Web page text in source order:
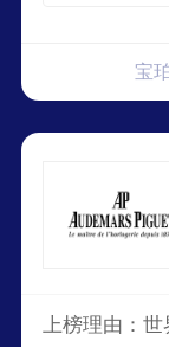
宝
上榜理由：